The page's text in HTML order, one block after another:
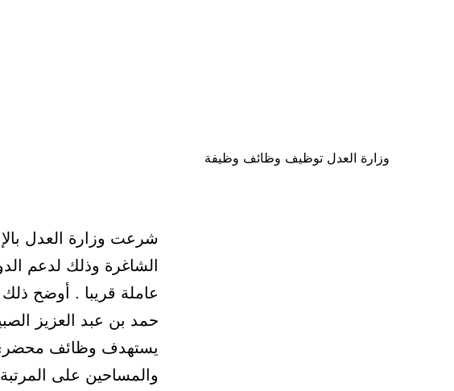
وزارة العدل توظيف وظائف وظيفة
شرعت وزارة العدل
الشاغرة وذلك لدعم
عاملة قريبا . أوضح ذلك
حمد بن عبد العزيز
يستهدف وظائف محضري
والمساحين على